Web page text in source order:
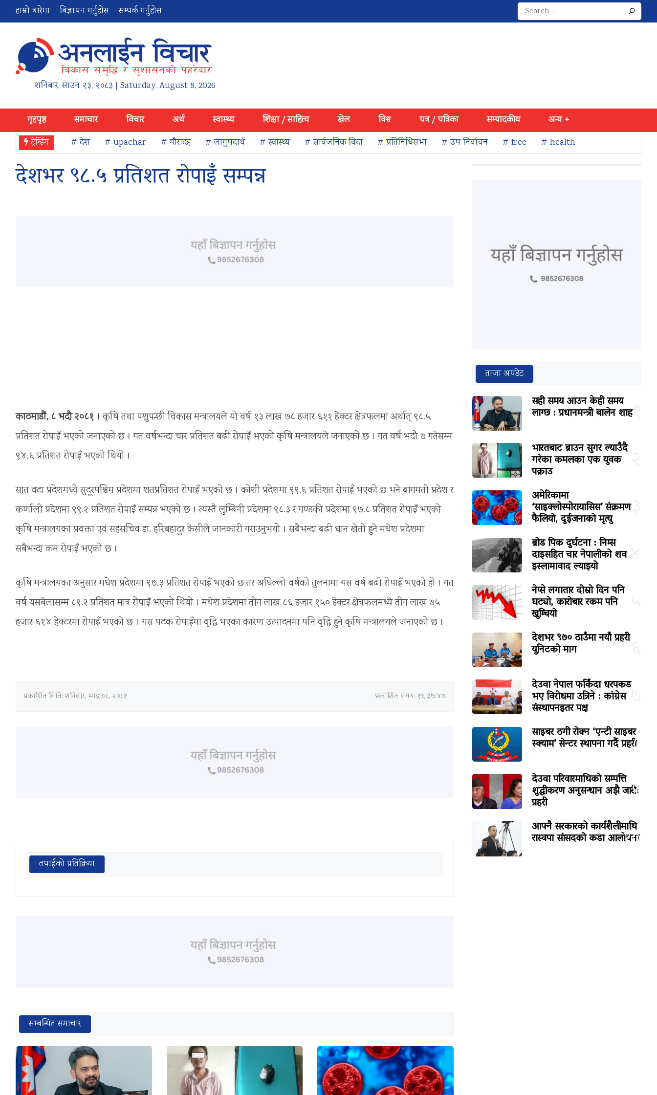
हाम्रो बारेमा बिज्ञापन गर्नुहोस सम्पर्क गर्नुहोस
Search
for:
शनिबार,साउन २३, २०८३ | Saturday, August 8, 2026
गृहपृष्ठ समाचार विचार अर्थ स्वास्थ्य शिक्षा / साहित्य खेल विश्व पत्र / पत्रिका सम्पादकीय
अन्य +
ट्रेन्डिंग
# देश # upachar # गौरादह # लागुपदार्थ # स्वास्थ्य # सार्वजनिक विदा # प्रतिनिधिसभा # उप निर्वाचन # free # health
देशभर ९८.५ प्रतिशत रोपाइँ सम्पन्न
काठमाडौं, ८ भदौ २०८१ । कृषि तथा पशुपन्छी विकास मन्त्रालयले यो वर्ष १३ लाख ७८ हजार ६११ हेक्टर क्षेत्रफलमा अर्थात् ९८.५
प्रतिशत रोपाइँ भएको जनाएको छ । गत वर्षभन्दा चार प्रतिशत बढी रोपाइँ भएको कृषि मन्त्रालयले जनाएको छ । गत वर्ष भदौ ७ गतेसम्म
९४.६ प्रतिशत रोपाइँ भएको थियो ।
सात वटा प्रदेशमध्ये सुदूरपश्चिम प्रदेशमा शतप्रतिशत रोपाइँ भएको छ । कोशी प्रदेशमा ९९.६ प्रतिशत रोपाइँ भएको छ भने बागमती प्रदेश र
कर्णाली प्रदेशमा ९९.२ प्रतिशत रोपाइँ सम्पन्न भएको छ । त्यस्तै लुम्बिनी प्रदेशमा ९८.३ र गण्डकी प्रदेशमा ९७.८ प्रतिशत रोपाइँ भएको
कृषि मन्त्रालयका प्रवक्ता एवं सहसचिव डा. हरिबहादुर केसीले जानकारी गराउनुभयो । सबैभन्दा बढी धान खेती हुने मधेश प्रदेशमा
सबैभन्दा कम रोपाइँ भएको छ ।
कृषि मन्त्रालयका अनुसार मधेश प्रदेशमा ९७.३ प्रतिशत रोपाइँ भएको छ तर अघिल्लो वर्षको तुलनामा यस वर्ष बढी रोपाइँ भएको हो । गत
वर्ष यसबेलासम्म ८९.२ प्रतिशत मात्र रोपाइँ भएको थियो । मधेश प्रदेशमा तीन लाख ८६ हजार १५० हेक्टर क्षेत्रफलमध्ये तीन लाख ७५
हजार ६१४ हेक्टरमा रोपाइँ भएको छ । यस पटक रोपाइँमा वृद्धि भएका कारण उत्पादनमा पनि वृद्धि हुने कृषि मन्त्रालयले जनाएको छ ।
प्रकाशित मिति:शनिबार, भाद्र ०८, २०८१ प्रकाशित समय: १६:३७:४७
तपाईको प्रतिक्रिया
सम्बन्धित समाचार
ताजा अपडेट
१
सही समय आउन केही समय
लाग्छ : प्रधानमन्त्री बालेन शाह
भारतबाट ब्राउन सुगर ल्याउँदै
गरेका कमलका एक युवक
पक्राउ
३
अमेरिकामा
‘साइक्लोस्पोरायासिस’ संक्रमण
फैलियो, दुईजनाको मृत्यु
ब्रोड पिक दुर्घटना : निम्स
दाइसहित चार नेपालीको शव
इस्लामावाद ल्याइयो
नेप्से लगातार दोस्रो दिन पनि
घट्यो, कारोबार रकम पनि
खुम्चियो
देशभर ९७० ठाउँमा नयाँ प्रहरी
युनिटको माग
७
देउवा नेपाल फर्किंदा धरपकड
भए विरोधमा उत्रिने : कांग्रेस
संस्थापनइतर पक्ष
८
साइबर ठगी रोक्न ‘एन्टी साइबर
स्क्याम’ सेन्टर स्थापना गर्दै प्रहरी
९
देउवा परिवारमाथिको सम्पत्ति
शुद्धीकरण अनुसन्धान अझै जारी:
प्रहरी
१०
आफ्नै सरकारको कार्यशैलीमाथि
रास्वपा सांसदको कडा आलोचना